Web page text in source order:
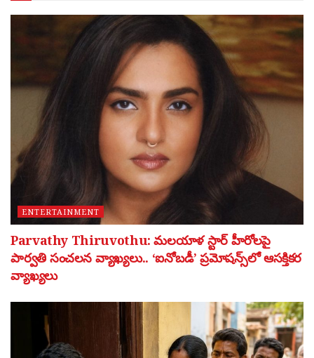
ENTERTAINMENT
Parvathy Thiruvothu: మలయాళ స్టార్ హీరోలపై
పార్వతి సంచలన వ్యాఖ్యలు.. ‘ఐనోబడీ’ ప్రమోషన్స్‌లో ఆసక్తికర
వ్యాఖ్యలు